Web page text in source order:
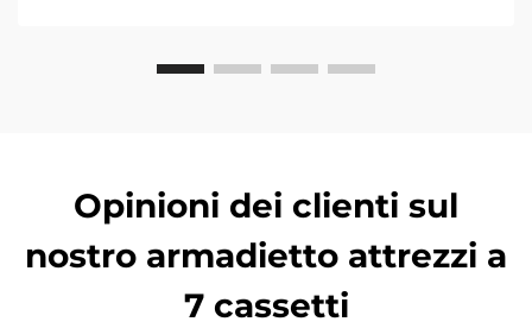
Opinioni dei clienti sul
nostro armadietto attrezzi a
7 cassetti